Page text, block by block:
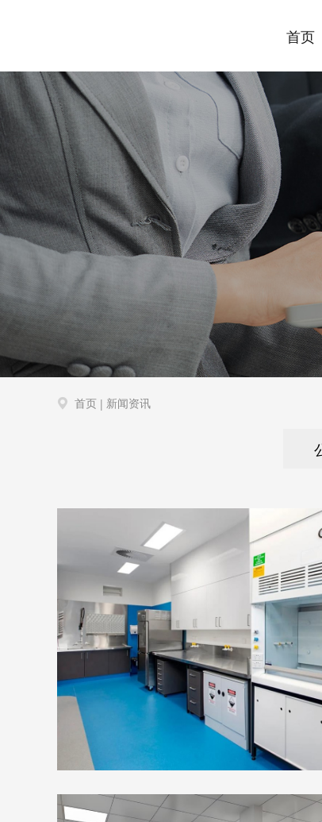
首页
公司简介 企业文化
实验室建设咨询 实验室整
实验室供气系统 实验室纯
洁净工程设计与施工 医院工
实验室进出口业务 实验室
医疗与生命科学行业 制药与生
电子与半导体行业 教育与科
公司新闻 行业动态
首页 | 新闻资讯